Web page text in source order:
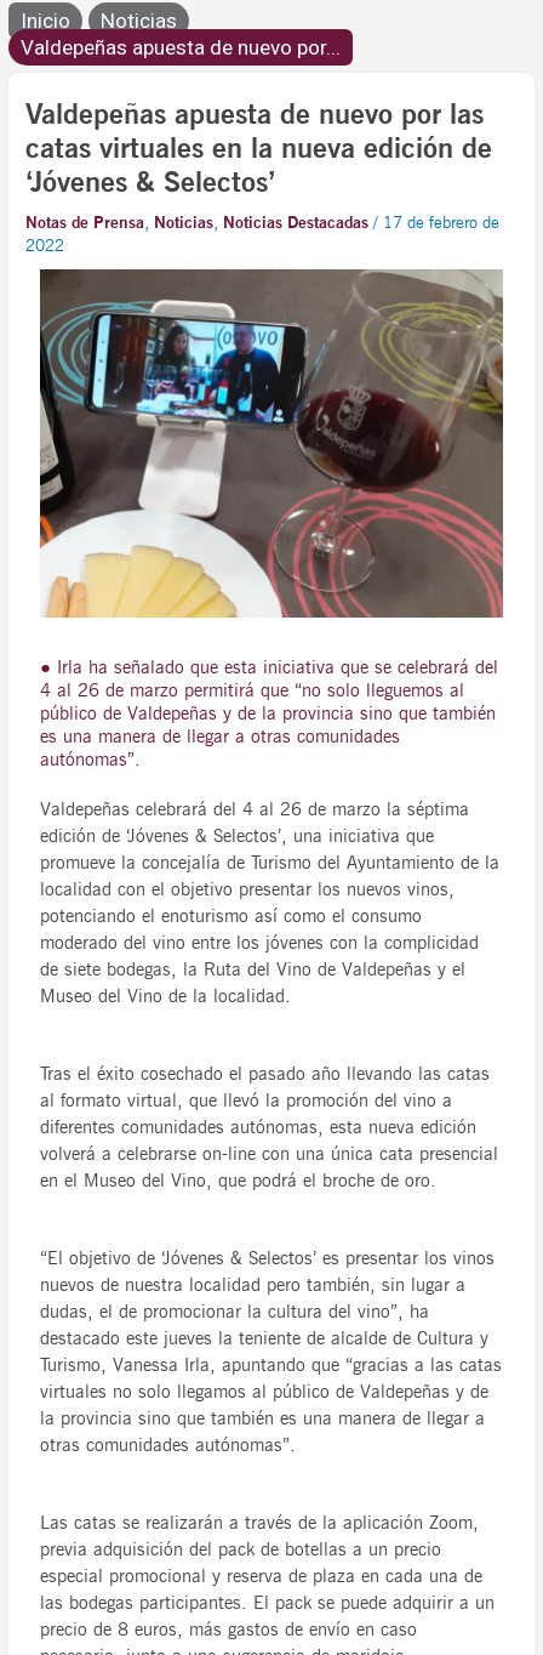
Inicio
Noticias
Valdepeñas apuesta de nuevo por...
Valdepeñas apuesta de nuevo por las
catas virtuales en la nueva edición de
‘Jóvenes & Selectos’
Notas de Prensa, Noticias, Noticias Destacadas / 17 de febrero de
2022
● Irla ha señalado que esta iniciativa que se celebrará del
4 al 26 de marzo permitirá que “no solo lleguemos al
público de Valdepeñas y de la provincia sino que también
es una manera de llegar a otras comunidades
autónomas”.
Valdepeñas celebrará del 4 al 26 de marzo la séptima
edición de ‘Jóvenes & Selectos’, una iniciativa que
promueve la concejalía de Turismo del Ayuntamiento de la
localidad con el objetivo presentar los nuevos vinos,
potenciando el enoturismo así como el consumo
moderado del vino entre los jóvenes con la complicidad
de siete bodegas, la Ruta del Vino de Valdepeñas y el
Museo del Vino de la localidad.
Tras el éxito cosechado el pasado año llevando las catas
al formato virtual, que llevó la promoción del vino a
diferentes comunidades autónomas, esta nueva edición
volverá a celebrarse on-line con una única cata presencial
en el Museo del Vino, que podrá el broche de oro.
“El objetivo de ‘Jóvenes & Selectos’ es presentar los vinos
nuevos de nuestra localidad pero también, sin lugar a
dudas, el de promocionar la cultura del vino”, ha
destacado este jueves la teniente de alcalde de Cultura y
Turismo, Vanessa Irla, apuntando que “gracias a las catas
virtuales no solo llegamos al público de Valdepeñas y de
la provincia sino que también es una manera de llegar a
otras comunidades autónomas”.
Las catas se realizarán a través de la aplicación Zoom,
previa adquisición del pack de botellas a un precio
especial promocional y reserva de plaza en cada una de
las bodegas participantes. El pack se puede adquirir a un
precio de 8 euros, más gastos de envío en caso